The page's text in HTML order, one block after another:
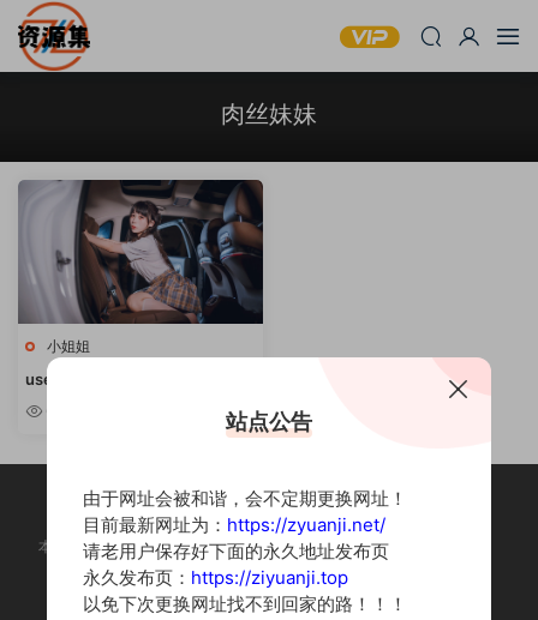
肉丝妹妹
小姐姐
usejan(蓝蓝) – 清新萌妹合集 [持
续更新]
本站为摄影写真图片网站，内容来自网络收集整理，仅作个人学习使用。
如有违法内容请联系删除
Copyright © 2022 资源集
站点公告
由于网址会被和谐，会不定期更换网址！
目前最新网址为： https://zyuanji.net/
请老用户保存好下面的永久地址发布页
永久发布页： https://ziyuanji.top
以免下次更换网址找不到回家的路！！！